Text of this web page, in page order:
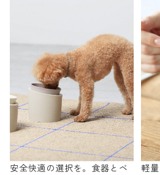
安全快適の選択を。食器とベ
軽